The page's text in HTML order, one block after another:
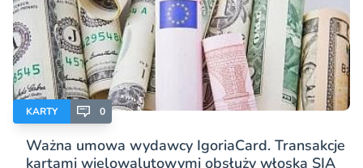
KARTY 0
Ważna umowa wydawcy IgoriaCard. Transakcje
kartami wielowalutowymi obsłuży włoska SIA